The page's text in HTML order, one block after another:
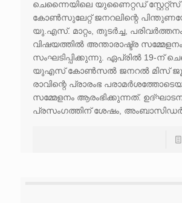
ചെന്നൈയിലെ യുണൈറ്റഡ് സ്റ്റേറ്റ്സ്
കോൺസുലേറ്റ് ജനറലിന്റെ
യു.എസ്. മാറ്റം, തുടർച്ച,
വിഷയത്തിൽ അന്താരാഷ്ട്ര സമ്മേളനം
സംഘടിപ്പിക്കുന്നു. ഏപ്രിൽ 19-ന്
യുഎസ് കോൺസൽ ജനറൽ മിസ്
രാവിന്റെ പ്രാരംഭ
സമ്മേളനം ആരംഭിക്കുന്നത്.
പ്രസംഗത്തിന് ശേഷം, അംബാസിഡർ